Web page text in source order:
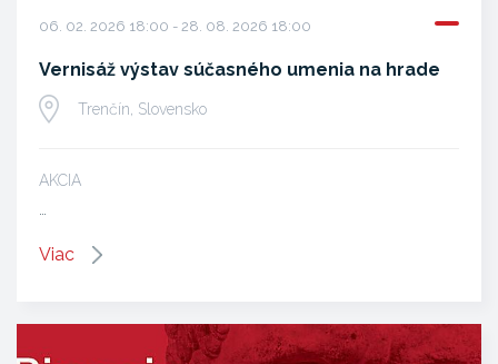
06. 02. 2026 18:00 - 28. 08. 2026 18:00
Vernisáž výstav súčasného umenia na hrade
Trenčín, Slovensko
AKCIA
Viac